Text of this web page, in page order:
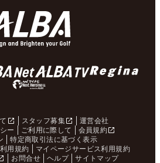
スタッフ募集
運営会社
ー
ご利用に際して
会員規約
特定商取引法に基づく表示
用規約
マイページサービス利用規約
お問合せ ヘルプ サイトマップ